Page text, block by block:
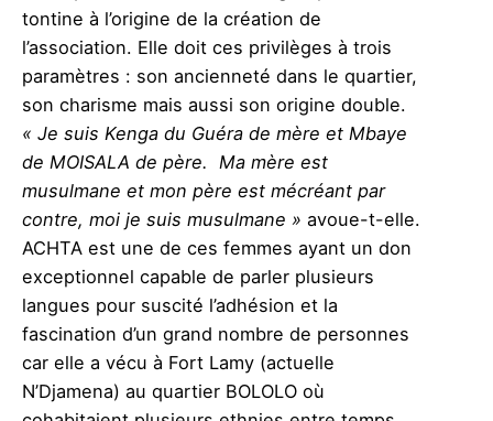
tontine à l’origine de la création de
l’association. Elle doit ces privilèges à trois
paramètres : son ancienneté dans le quartier,
son charisme mais aussi son origine double.
« Je suis Kenga du Guéra de mère et Mbaye
de MOISALA de père. Ma mère est
musulmane et mon père est mécréant par
contre, moi je suis musulmane » avoue-t-elle.
ACHTA est une de ces femmes ayant un don
exceptionnel capable de parler plusieurs
langues pour suscité l’adhésion et la
fascination d’un grand nombre de personnes
car elle a vécu à Fort Lamy (actuelle
N’Djamena) au quartier BOLOLO où